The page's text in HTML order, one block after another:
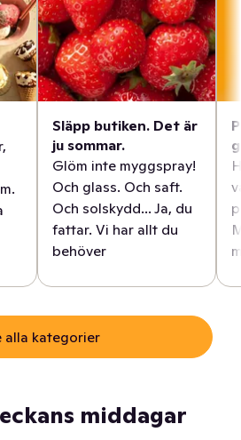
Släpp butiken. Det är
ju sommar.
Glöm inte myggspray!
Och glass. Och saft.
Och solskydd... Ja, du
fattar. Vi har allt du
behöver
alla kategorier
middagar